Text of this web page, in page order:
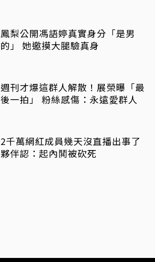
鳳梨公開馮語婷真實身分「是男
的」 她邀摸大腿驗真身
週刊才爆這群人解散！展榮曝「最
後一拍」 粉絲感傷：永遠愛群人
2千萬網紅成員幾天沒直播出事了
夥伴認：起內鬨被砍死